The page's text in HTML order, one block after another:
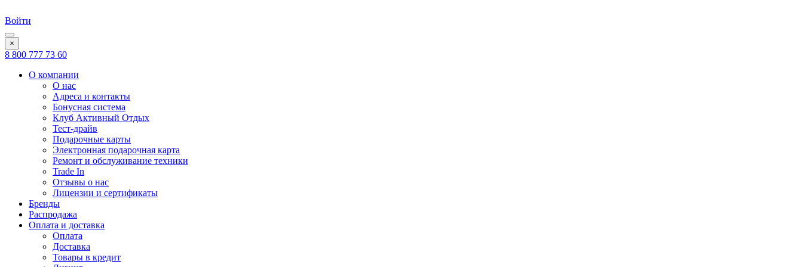
Войти
×
8 800 777 73 60
О компании
О нас
Адреса и контакты
Бонусная система
Клуб Активный Отдых
Тест-драйв
Подарочные карты
Электронная подарочная карта
Ремонт и обслуживание техники
Trade In
Отзывы о нас
Лицензии и сертификаты
Бренды
Распродажа
Оплата и доставка
Оплата
Доставка
Товары в кредит